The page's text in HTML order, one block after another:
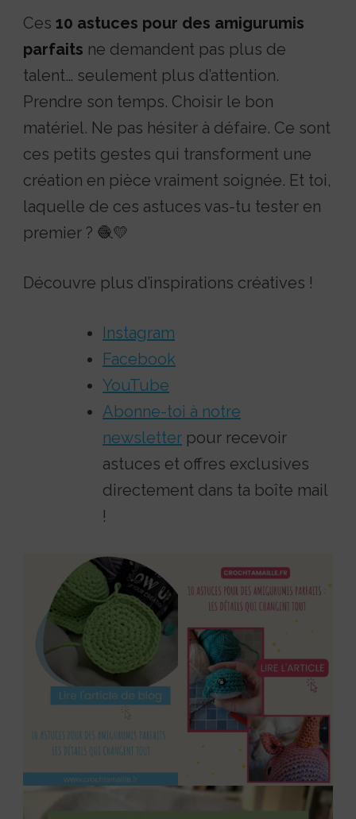
Ces 10 astuces pour des amigurumis
parfaits ne demandent pas plus de
talent… seulement plus d’attention.
Prendre son temps. Choisir le bon
matériel. Ne pas hésiter à défaire. Ce sont
ces petits gestes qui transforment une
création en pièce vraiment soignée. Et toi,
laquelle de ces astuces vas-tu tester en
premier ? 🧶💛
Découvre plus d’inspirations créatives !
Instagram
Facebook
YouTube
Abonne-toi à notre
newsletter pour recevoir
astuces et offres exclusives
directement dans ta boîte mail
!